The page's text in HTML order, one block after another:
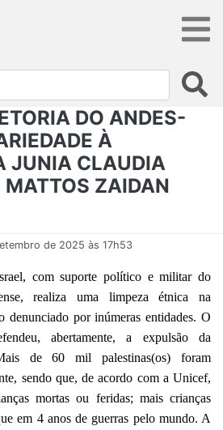
DO ANDES-
À
JUNIA CLAUDIA
ZAIDAN
de 2025 às 17h53
com suporte político e militar do
realiza uma limpeza étnica na
denunciado por inúmeras entidades. O
abertamente, a expulsão da
de 60 mil palestinas(os) foram
sendo que, de acordo com a Unicef,
mortas ou feridas; mais crianças
em 4 anos de guerras pelo mundo. A